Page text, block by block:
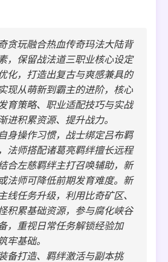
贪玩融合热血传奇玛法大陆背
，保留战法道三职业核心设定
化，打造出复古与爽感兼具的
现从萌新到霸主的进阶，核心
育策略、职业适配技巧与实战
进积累资源、提升战力。
身操作习惯，战士绑定吕布羁
法师搭配诸葛亮羁绊擅长远程
合左慈羁绊主打召唤辅助，新
法师可降低前期发育难度。新
线任务升级，利用比奇矿区、
积累基础资源，参与腐化峡谷
，重视日常任务解锁经验加
牢基础。
备打造、羁绊激活与副本挑